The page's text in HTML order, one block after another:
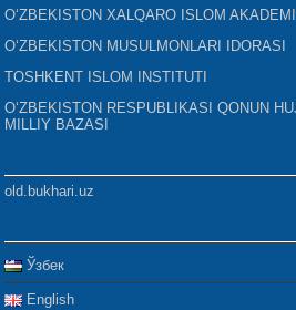
O‘ZBEKISTON XALQARO ISLOM
O‘ZBEKISTON MUSULMONLARI IDORASI
TOSHKENT ISLOM INSTITUTI
O‘ZBEKISTON RESPUBLIKASI QONUN
MILLIY BAZASI
old.bukhari.uz
Ўзбек
English